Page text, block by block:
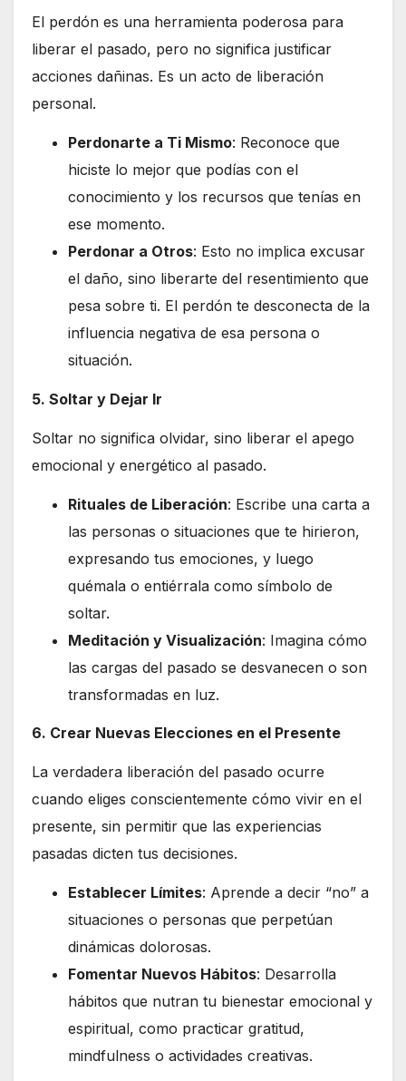
El perdón es una herramienta poderosa para
liberar el pasado, pero no significa justificar
acciones dañinas. Es un acto de liberación
personal.
Perdonarte a Ti Mismo: Reconoce que
hiciste lo mejor que podías con el
conocimiento y los recursos que tenías en
ese momento.
Perdonar a Otros: Esto no implica excusar
el daño, sino liberarte del resentimiento que
pesa sobre ti. El perdón te desconecta de la
influencia negativa de esa persona o
situación.
5. Soltar y Dejar Ir
Soltar no significa olvidar, sino liberar el apego
emocional y energético al pasado.
Rituales de Liberación: Escribe una carta a
las personas o situaciones que te hirieron,
expresando tus emociones, y luego
quémala o entiérrala como símbolo de
soltar.
Meditación y Visualización: Imagina cómo
las cargas del pasado se desvanecen o son
transformadas en luz.
6. Crear Nuevas Elecciones en el Presente
La verdadera liberación del pasado ocurre
cuando eliges conscientemente cómo vivir en el
presente, sin permitir que las experiencias
pasadas dicten tus decisiones.
Establecer Límites: Aprende a decir “no” a
situaciones o personas que perpetúan
dinámicas dolorosas.
Fomentar Nuevos Hábitos: Desarrolla
hábitos que nutran tu bienestar emocional y
espiritual, como practicar gratitud,
mindfulness o actividades creativas.